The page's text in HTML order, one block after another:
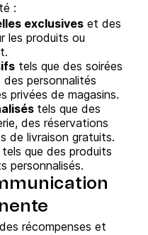
:
exclusives et des
les produits ou
tels que des soirées
personnalités
privées de magasins.
tels que des
des réservations
de livraison gratuits.
tels que des produits
personnalisés.
récompenses et